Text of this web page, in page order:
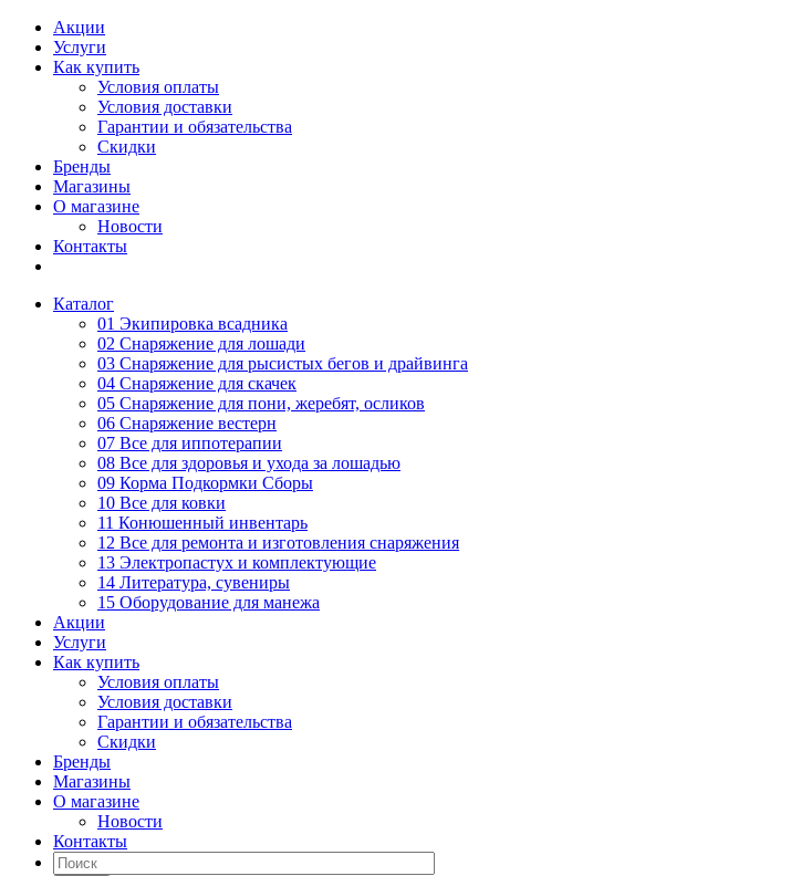
Акции
Услуги
Как купить
Условия оплаты
Условия доставки
Гарантии и обязательства
Скидки
Бренды
Магазины
О магазине
Новости
Контакты
Каталог
01 Экипировка всадника
02 Снаряжение для лошади
03 Снаряжение для рысистых бегов и драйвинга
04 Снаряжение для скачек
05 Снаряжение для пони, жеребят, осликов
06 Снаряжение вестерн
07 Все для иппотерапии
08 Все для здоровья и ухода за лошадью
09 Корма Подкормки Сборы
10 Все для ковки
11 Конюшенный инвентарь
12 Все для ремонта и изготовления снаряжения
13 Электропастух и комплектующие
14 Литература, сувениры
15 Оборудование для манежа
Акции
Услуги
Как купить
Условия оплаты
Условия доставки
Гарантии и обязательства
Скидки
Бренды
Магазины
О магазине
Новости
Контакты